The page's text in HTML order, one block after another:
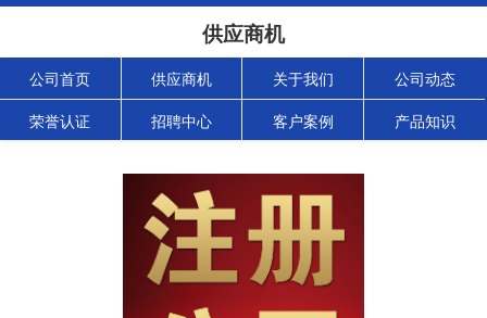
供应商机
公司首页 供应商机 关于我们 公司动态
荣誉认证 招聘中心 客户案例 产品知识